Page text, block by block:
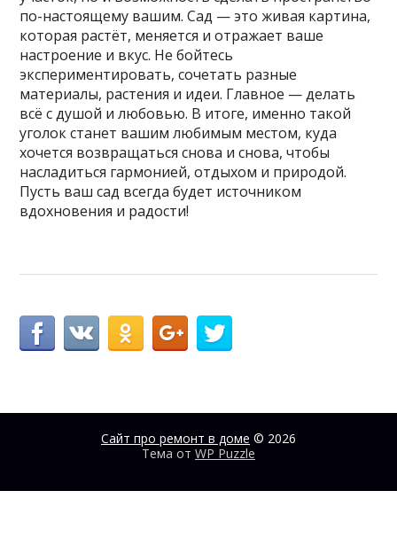
по-настоящему вашим. Сад — это живая картина,
которая растёт, меняется и отражает ваше
настроение и вкус. Не бойтесь
экспериментировать, сочетать разные
материалы, растения и идеи. Главное — делать
всё с душой и любовью. В итоге, именно такой
уголок станет вашим любимым местом, куда
хочется возвращаться снова и снова, чтобы
насладиться гармонией, отдыхом и природой.
Пусть ваш сад всегда будет источником
вдохновения и радости!
Сайт про ремонт в доме © 2026
Тема от WP Puzzle